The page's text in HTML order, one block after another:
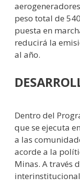
peso total de
puesta en
reducirá la
al año.
Dentro del
que se ejecuta
a las
acorde a la
Minas. A través